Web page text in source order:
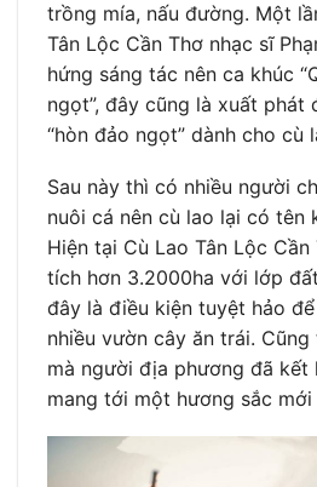
trồng mía, nấu đường. Một
Tân Lộc Cần Thơ nhạc sĩ
hứng sáng tác nên ca khúc
ngọt”, đây cũng là xuất phát
“hòn đảo ngọt” dành cho cù
Sau này thì có nhiều người
nuôi cá nên cù lao lại có tên
Hiện tại Cù Lao Tân Lộc
tích hơn 3.2000ha với lớp
đây là điều kiện tuyệt hảo
nhiều vườn cây ăn trái.
mà người địa phương đã kết
mang tới một hương sắc mới